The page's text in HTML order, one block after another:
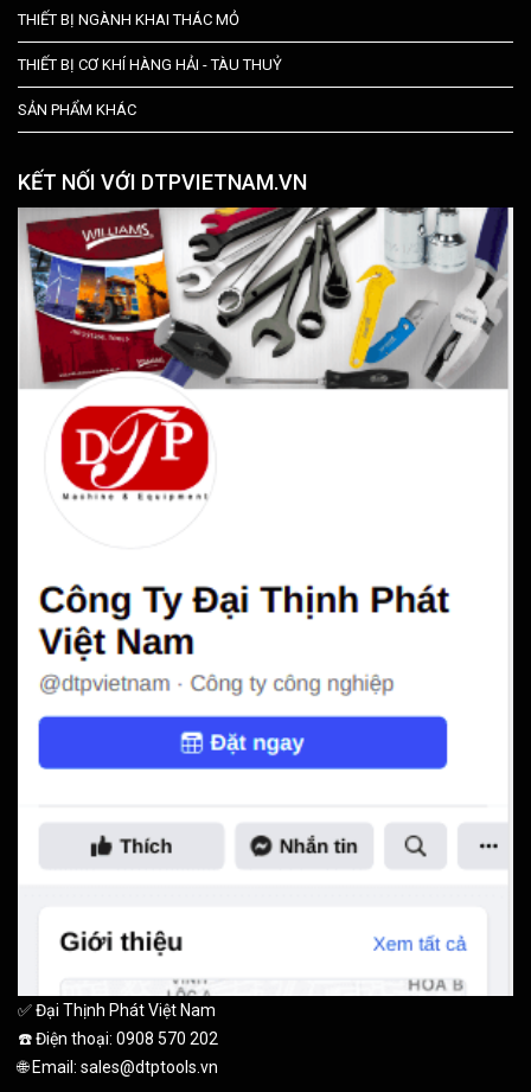
THIẾT BỊ NGÀNH KHAI THÁC MỎ
THIẾT BỊ CƠ KHÍ HÀNG HẢI - TÀU THUỶ
SẢN PHẨM KHÁC
KẾT NỐI VỚI DTPVIETNAM.VN
✅ Đại Thịnh Phát Việt Nam
☎️ Điện thoại: 0908 570 202
🌐 Email: sales@dtptools.vn